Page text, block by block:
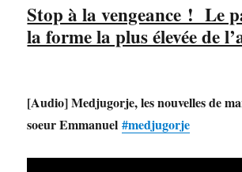
Stop à la vengeance ! Le
la forme la plus élevée de
[Audio] Medjugorje, les nouvelles de
soeur Emmanuel#medjugorje